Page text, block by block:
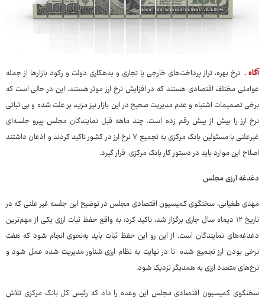
آگاهـ نرخ بهره، تراز پرداخت‌های خارجی یا تجاری و بدهکاری دولت و رکود بازارها از جمله
عواملی مختلف اقتصادی هستند که در افزایش نرخ ارز موثر هستند. این در حالی است که
برخی تصمیمات اشتباه و عدم مدیریت صحیح در این بازار نیز مزید بر علت شده و بی ثباتی
نرخ ارز را بیش از پیش رقم زده است. چند ماهه قبل نمایندگان مجلس پیرو جلسه‌ای
غیرعلنی با مسئولین بانک مرکزی به تجمیع ۷ نرخ ارز در کشور تاکید کردند و اذعان داشتند
اصلاح این موارد باید در دستور کار بانک مرکزی قرار گیرد.
دغدغه ارزی مجلس
مهدی طغیانی، سخنگوی کمیسیون اقتصادی مجلس در توضیح این جلسه غیر علنی که در
تاریخ ۱۲ دیماه سال جاری برگزار شد، تاکید کرد: به واقع حفظ ثبات ارزی یکی از مهم‌ترین
دغدغه‌های نمایندگان است. از این رو این حفظ ثبات باید به‌نحوی انجام شود که هفت
نرخی بودن ارز تجمیع شده تا در نهایت به نظام ارزی شناور مدیریت شده عمل شود و
نرخ‌های متعدد ارزی به همدیگر نزدیک شود.
سخنگوی کمیسیون اقتصادی مجلس این وعده را داد که رئیس کل بانک مرکزی تلاش